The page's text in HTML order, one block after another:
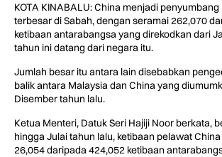
KOTA KINABALU: China menjadi
terbesar di Sabah, dengan seramai 262,070
ketibaan antarabangsa yang direkodkan dari
tahun ini datang dari negara itu.
Jumlah besar itu antara lain disebabkan
balik antara Malaysia dan China yang
Disember tahun lalu.
Ketua Menteri, Datuk Seri Hajiji Noor berkata,
hingga Julai tahun lalu, ketibaan pelawat
26,054 daripada 424,052 ketibaan